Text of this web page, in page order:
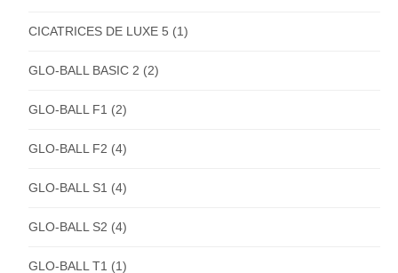
CICATRICES DE LUXE 5 (1)
GLO-BALL BASIC 2 (2)
GLO-BALL F1 (2)
GLO-BALL F2 (4)
GLO-BALL S1 (4)
GLO-BALL S2 (4)
GLO-BALL T1 (1)